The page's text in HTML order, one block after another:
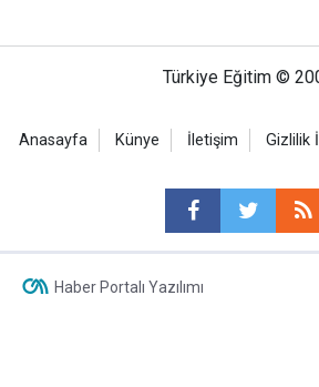
Türkiye Eğitim ©
Anasayfa Künye İletişim Gizlilik
Haber Portalı Yazılımı